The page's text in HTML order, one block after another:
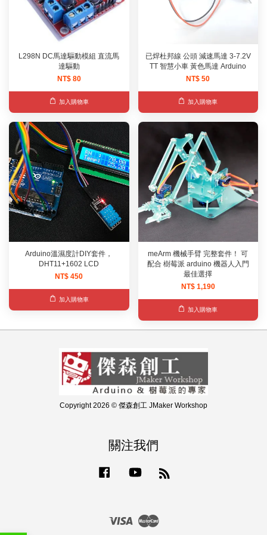
L298N DC馬達驅動模組 直流馬
達驅動
NT$ 80
加入購物車
已焊杜邦線 公頭 減速馬達 3-7.2V
TT 智慧小車 黃色馬達 Arduino
NT$ 50
加入購物車
Arduino溫濕度計DIY套件，
DHT11+1602 LCD
NT$ 450
加入購物車
meArm 機械手臂 完整套件！ 可
配合 樹莓派 arduino 機器人入門
最佳選擇
NT$ 1,190
加入購物車
Copyright 2026 © 傑森創工 JMaker Workshop
關注我們
Facebook YouTube
Visa Master